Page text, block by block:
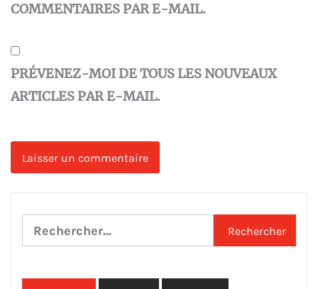
COMMENTAIRES PAR E-MAIL.
PRÉVENEZ-MOI DE TOUS LES NOUVEAUX
ARTICLES PAR E-MAIL.
Rechercher :